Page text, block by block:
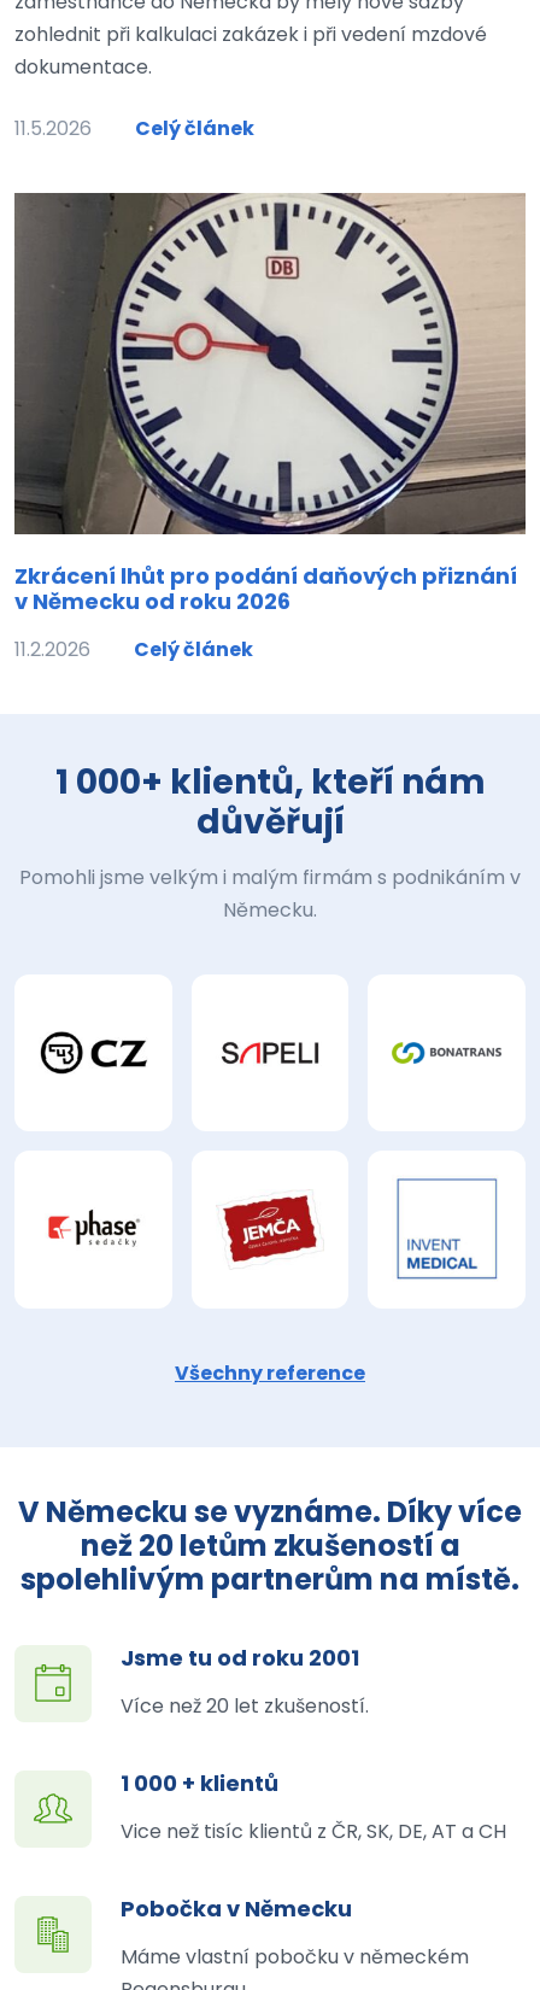
zohlednit při kalkulaci zakázek i při vedení mzdové
dokumentace.
11.5.2026 Celý článek
Zkrácení lhůt pro podání daňových přiznání
v Německu od roku 2026
11.2.2026 Celý článek
1 000+ klientů, kteří nám
důvěřují
Pomohli jsme velkým i malým firmám s podnikáním v
Německu.
Všechny reference
V Německu se vyznáme. Díky více
než 20 letům zkušeností a
spolehlivým partnerům na místě.
Jsme tu od roku 2001
Více než 20 let zkušeností.
1 000 + klientů
Vice než tisíc klientů z ČR, SK, DE, AT a CH
Pobočka v Německu
Máme vlastní pobočku v německém